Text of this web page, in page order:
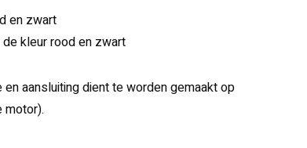
en zwart
kleur rood en zwart
aansluiting dient te worden gemaakt op
motor).